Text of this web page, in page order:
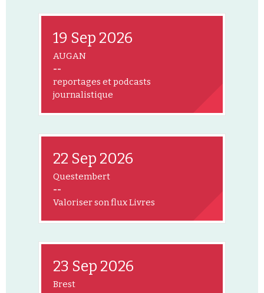
19 Sep 2026
AUGAN
--
reportages et podcasts
journalistique
22 Sep 2026
Questembert
--
Valoriser son flux Livres
23 Sep 2026
Brest